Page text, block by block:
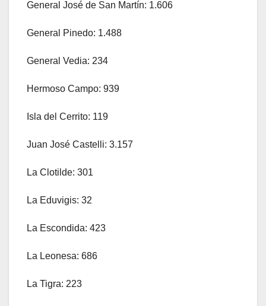
General José de San Martín: 1.606
General Pinedo: 1.488
General Vedia: 234
Hermoso Campo: 939
Isla del Cerrito: 119
Juan José Castelli: 3.157
La Clotilde: 301
La Eduvigis: 32
La Escondida: 423
La Leonesa: 686
La Tigra: 223